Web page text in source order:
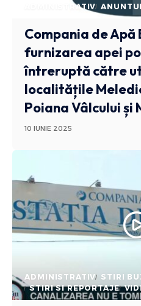
ADMINISTRATIV
Compania de Apă
furnizarea apei
întreruptă către
localitățile
Poiana Vâlcului și
10 IUNIE 2025
ADMINISTRATIV STIRI
STIRI SI REPORTAJE